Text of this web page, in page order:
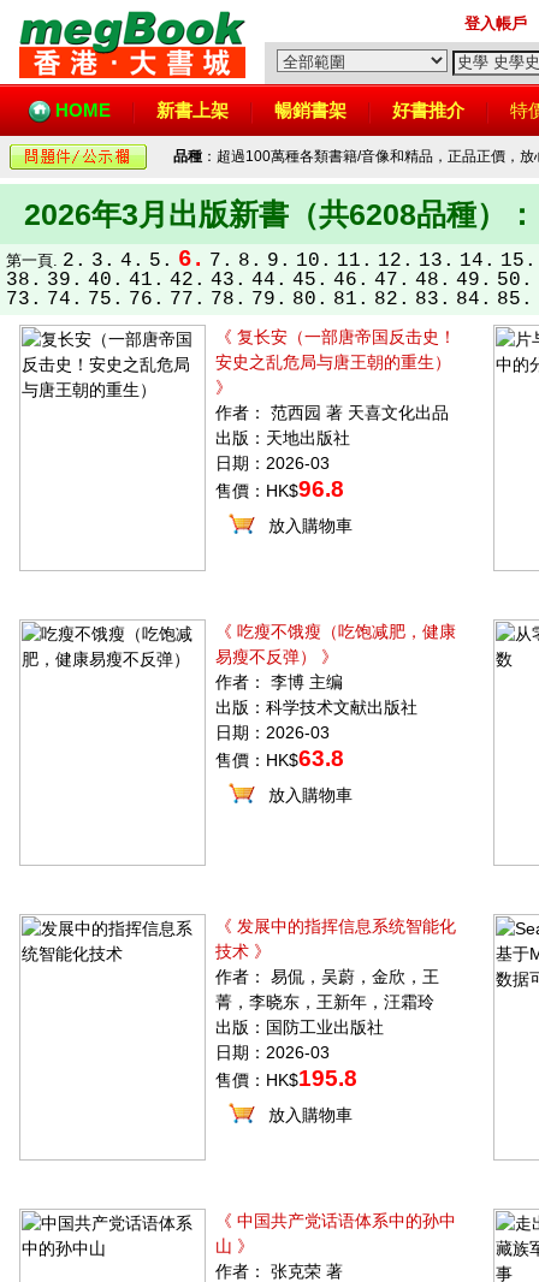
登入帳戶
HOME 新書上架 暢銷書架 好書推介 特
品種 ：超過100萬種各類書籍/音像和精品，正品正價，
2026年3月出版新書（共6208品種）：
第一頁. 2. 3. 4. 5. 6. 7. 8. 9. 10. 11. 12. 13. 14. 15.
38. 39. 40. 41. 42. 43. 44. 45. 46. 47. 48. 49. 50.
73. 74. 75. 76. 77. 78. 79. 80. 81. 82. 83. 84. 85.
《 复长安（一部唐帝国反击史！
安史之乱危局与唐王朝的重生）
》
作者： 范西园 著 天喜文化出品
出版：天地出版社
日期：2026-03
售價：HK$96.8
放入購物車
《 吃瘦不饿瘦（吃饱减肥，健康
易瘦不反弹） 》
作者： 李博 主编
出版：科学技术文献出版社
日期：2026-03
售價：HK$63.8
放入購物車
《 发展中的指挥信息系统智能化
技术 》
作者： 易侃，吴蔚，金欣，王
菁，李晓东，王新年，汪霜玲
出版：国防工业出版社
日期：2026-03
售價：HK$195.8
放入購物車
《 中国共产党话语体系中的孙中
山 》
作者： 张克荣 著